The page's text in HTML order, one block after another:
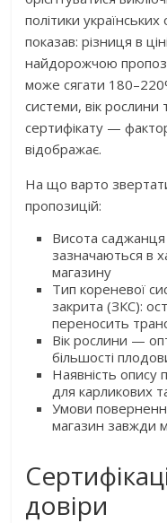
політики
показав: різниця в
найдорожчою
може сягати
системи, вік рослини
сертифікату —
відображає.
На що варто
пропозицій:
Висота саджанця
зазначаються в
магазину
Тип кореневої
закрита (ЗКС):
переносить
Вік рослини —
більшості
Наявність
для карликових
Умови
магазин завжди
довіри